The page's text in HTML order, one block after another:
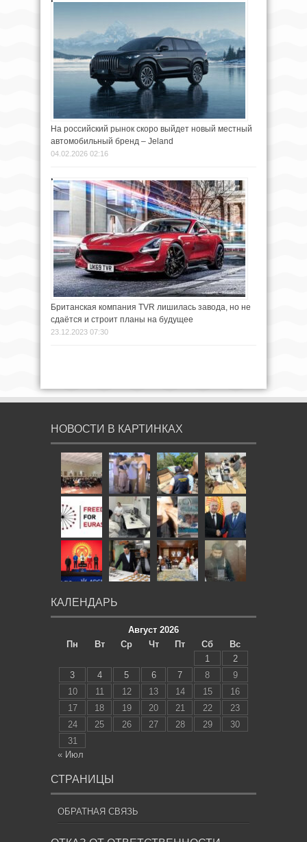
На российский рынок скоро выйдет новый местный
автомобильный бренд – Jeland
04.02.2026 02:16
Британская компания TVR лишилась завода, но не
сдаётся и строит планы на будущее
23.12.2023 07:30
НОВОСТИ В КАРТИНКАХ
КАЛЕНДАРЬ
Август 2026
Пн
Вт Ср Чт Пт Сб
Вс
1
2
3
4 5 6 7 8
9
10
11 12 13 14 15
16
17
18 19 20 21 22
23
24
25 26 27 28 29
30
31
« Июл
СТРАНИЦЫ
ОБРАТНАЯ СВЯЗЬ